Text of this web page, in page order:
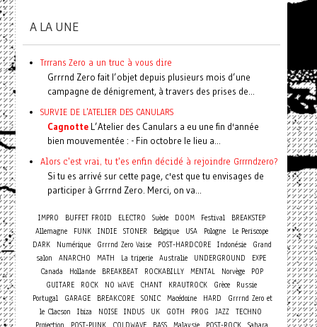
A LA UNE
Trrrans Zero a un truc à vous dire
Grrrnd Zero fait l’objet depuis plusieurs mois d’une
campagne de dénigrement, à travers des prises de...
SURVIE DE L'ATELIER DES CANULARS
CagnotteL’Atelier des Canulars a eu une fin d'année
bien mouvementée : - Fin octobre le lieu a...
Alors c'est vrai, tu t'es enfin décidé à rejoindre Grrrndzero?
Si tu es arrivé sur cette page, c'est que tu envisages de
participer à Grrrnd Zero. Merci, on va...
IMPRO BUFFET FROID ELECTRO Suède DOOM Festival
BREAKSTEP
Allemagne
FUNK INDIE STONER Belgique USA Pologne
Le Periscope
DARK
Numérique Grrrnd Zero Vaise POST-HARDCORE Indonésie
Grand
salon
ANARCHO MATH La triperie Australie UNDERGROUND
EXPE
Canada
Hollande BREAKBEAT ROCKABILLY MENTAL Norvège
POP
GUITARE
ROCK NO WAVE CHANT KRAUTROCK Grèce
Russie
Portugal
GARAGE BREAKCORE SONIC Macédoine HARD
Grrrnd Zero et
le Clacson
Ibiza NOISE INDUS UK GOTH PROG JAZZ TECHNO